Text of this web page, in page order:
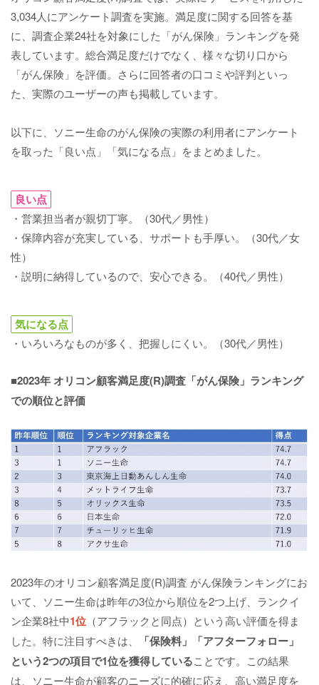
3,034人にアンケート調査を実施。満足度に関する回答を基
に、調査企業24社を対象にした「がん保険」ランキングを発
表しています。総合満足度だけでなく、様々な切り口から
「がん保険」を評価。さらに回答者の口コミや評判といっ
た、実際のユーザーの声も掲載しています。
以下に、ソニー生命のがん保険の実際の利用者にアンケート
を取った「良い点」「気になる点」をまとめました。
良い点
・営業担当者が親切丁寧。（30代／男性）
・保障内容が充実している、サポートも手厚い。（30代／女
性）
・説明に納得しているので、安心できる。（40代／男性）
気になる点
・いろいろなものが多く、把握しにくい。（30代／男性）
■2023年 オリコン顧客満足度(R)調査「がん保険」ランキング
での順位と評価
2023年のオリコン顧客満足度(R)調査 がん保険ランキングにお
いて、ソニー生命は昨年の3位から順位を2つ上げ、ランクイ
ン企業8社中1位 （アフラックと同点）という高い評価を得ま
した。特に注目すべきは、
「保険料」「アフターフォロー」
という2つの項目で1位を獲得していることです。この結果
は、ソニー生命が顧客のニーズに的確に応え、高い満足度を